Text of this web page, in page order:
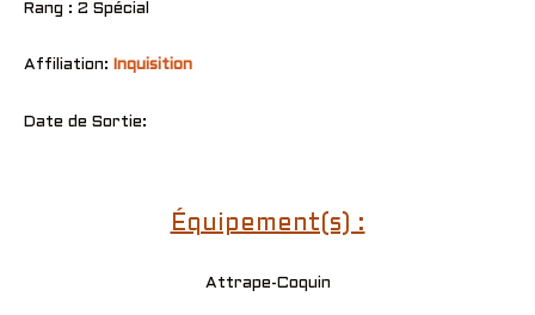
Rang : 2 Spécial
Affiliation: Inquisition
Date de Sortie:
Équipement(s) :
Attrape-Coquin